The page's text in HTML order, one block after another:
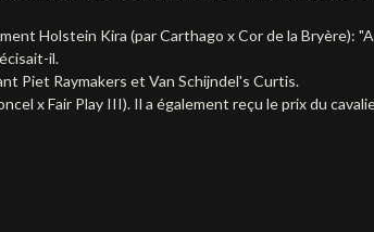
Holstein Kira (par Carthago x Cor de la Bryère):
il.
Piet Raymakers et Van Schijndel's Curtis.
x Fair Play III). Il a également reçu le prix du